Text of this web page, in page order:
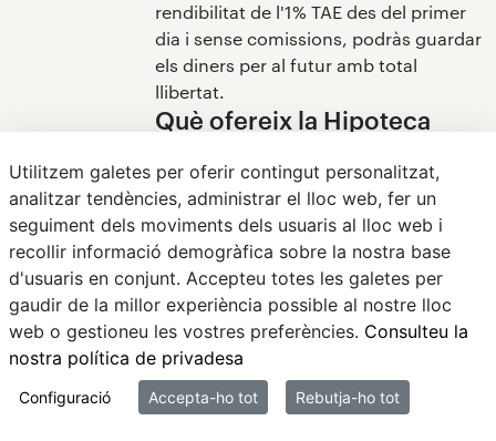
rendibilitat de l'1% TAE des del primer
dia i sense comissions, podràs guardar
els diners per al futur amb total
llibertat.
Què ofereix la Hipoteca
La Hipoteca Jove t'ajuda a finançar fins
al 100% del teu primer habitatge3, amb
condicions adaptades a la teva
situació. Si ets menor de 36 anys, pots
beneficiar-te d'ajudes ICO, cosa que
facilita l'accés a casa teva sense
complicacions.
Arquia ofereix solucions de
Utilitzem galetes per oferir contingut personalitzat,
analitzar tendències, administrar el lloc web, fer un
seguiment dels moviments dels usuaris al lloc web i
recollir informació demogràfica sobre la nostra base
d'usuaris en conjunt. Accepteu totes les galetes per
gaudir de la millor experiència possible al nostre lloc
web o gestioneu les vostres preferències. Consulteu la
nostra política de privadesa
Configuració Accepta-ho tot Rebutja-ho tot